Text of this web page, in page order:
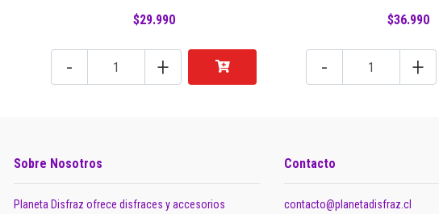
$29.990
- +
$36.990
- +
Sobre Nosotros
Planeta Disfraz ofrece disfraces y accesorios
Contacto
contacto@planetadisfraz.cl